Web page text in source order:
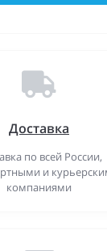
Доставка
по всей России,
и
компаниями